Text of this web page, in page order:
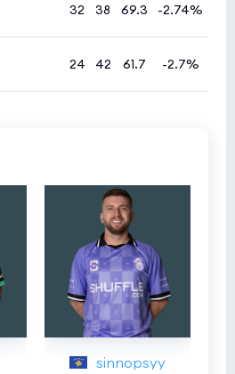
32 38 69.3 -2.74%
24 42 61.7 -2.7%
sinnopsyy